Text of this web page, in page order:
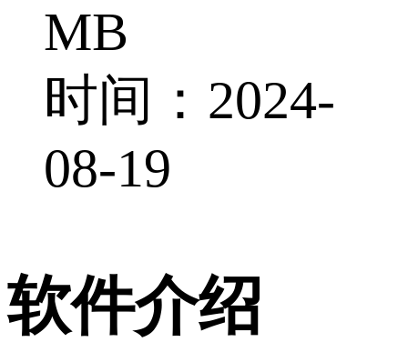
MB
时间：2024-
08-19
软件介绍